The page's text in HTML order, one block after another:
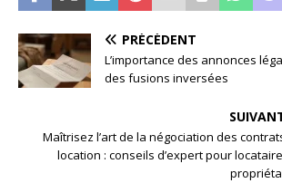
PRÉCÉDENT
L’importance des annonces
des fusions inversées
Maîtrisez l’art de la négociation des
location : conseils d’expert pour